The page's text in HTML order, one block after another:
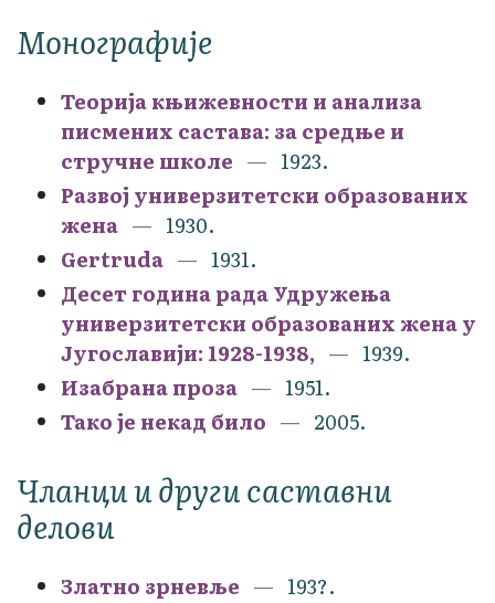
Монографије
Теорија књижевности и анализа
писмених састава: за средње и
стручне школе
1923.
Развој универзитетски образованих
жена
1930.
Gertruda
1931.
Десет година рада Удружења
универзитетски образованих жена у
Југославији: 1928-1938,
1939.
Изабрана проза
1951.
Тако је некад било
2005.
Чланци и други саставни
делови
Златно зрневље
193?.